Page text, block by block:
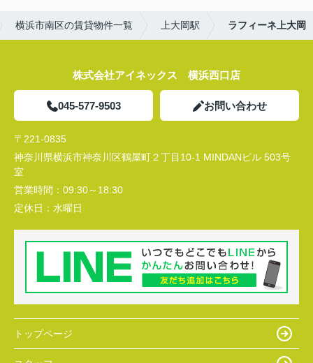
横浜市南区の賃貸物件一覧 上大岡駅 ラフィーネ上大岡
株式会社アイネックス 横浜西口店
045-577-9503 お問い合わせ
〒221-0835
神奈川県横浜市神奈川区鶴屋町２丁目10-1 MINDANビル 503号
室
営業時間： 09:30～18:30
定休日： 水曜日
トップページ